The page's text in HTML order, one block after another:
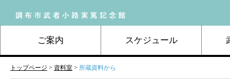
ご案内 スケジュール
トップページ > 資料室 > 所蔵資料から